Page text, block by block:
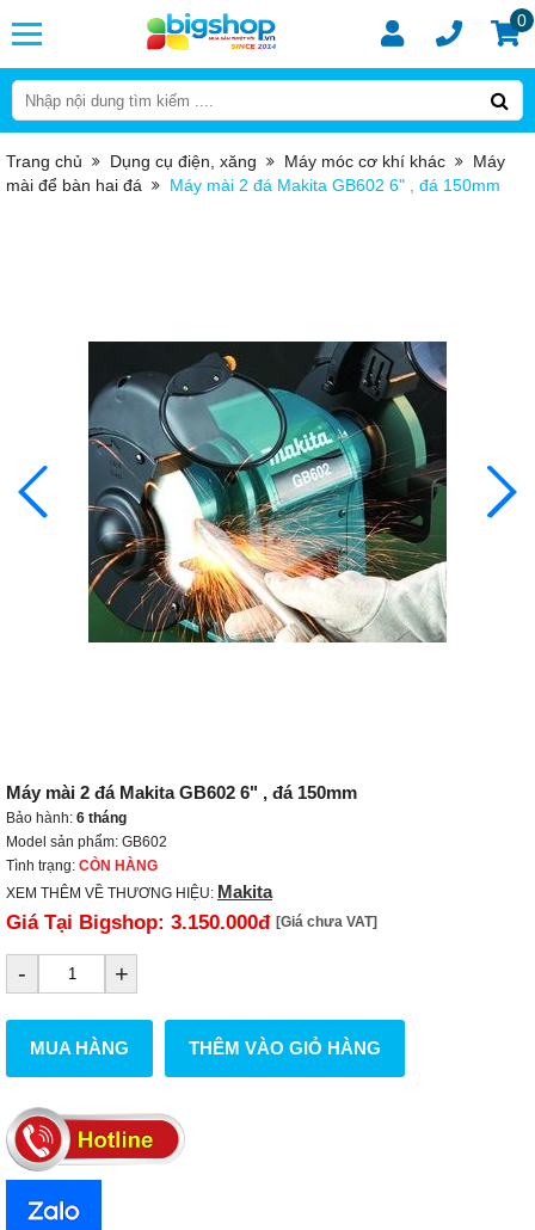
0
Trang chủ Dụng cụ điện, xăng Máy móc cơ khí khác
Máy
mài để bàn hai đá
Máy mài 2 đá Makita GB602 6" , đá 150mm
Máy mài 2 đá Makita GB602 6" , đá 150mm
Bảo hành: 6 tháng
Model sản phẩm: GB602
Tình trạng: CÒN HÀNG
XEM THÊM VỀ THƯƠNG HIỆU: Makita
Giá Tại Bigshop: 3.150.000đ [Giá chưa VAT]
- +
MUA HÀNG THÊM VÀO GIỎ HÀNG